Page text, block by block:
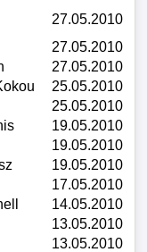
27.05.2010
27.05.2010
27.05.2010
25.05.2010
25.05.2010
19.05.2010
19.05.2010
19.05.2010
17.05.2010
14.05.2010
13.05.2010
13.05.2010